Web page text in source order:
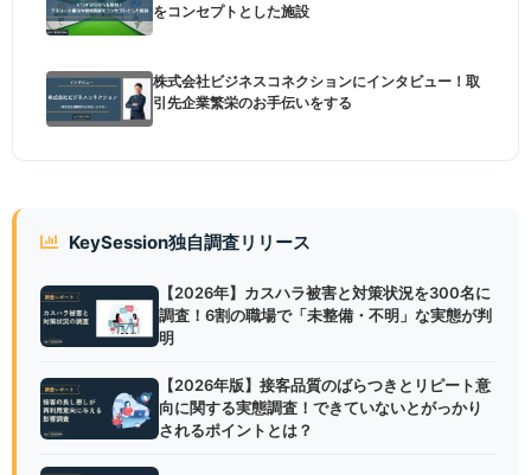
をコンセプトとした施設
株式会社ビジネスコネクションにインタビュー！取
引先企業繁栄のお手伝いをする
KeySession独自調査リリース
【2026年】カスハラ被害と対策状況を300名に
調査！6割の職場で「未整備・不明」な実態が判
明
【2026年版】接客品質のばらつきとリピート意
向に関する実態調査！できていないとがっかり
されるポイントとは？